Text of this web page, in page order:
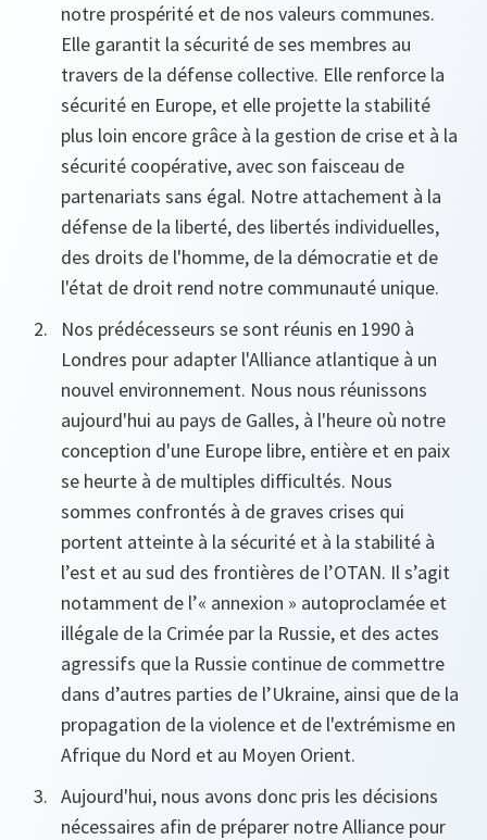
notre prospérité et de nos valeurs communes.
Elle garantit la sécurité de ses membres au
travers de la défense collective. Elle renforce la
sécurité en Europe, et elle projette la stabilité
plus loin encore grâce à la gestion de crise et à la
sécurité coopérative, avec son faisceau de
partenariats sans égal. Notre attachement à la
défense de la liberté, des libertés individuelles,
des droits de l'homme, de la démocratie et de
l'état de droit rend notre communauté unique.
Nos prédécesseurs se sont réunis en 1990 à
Londres pour adapter l'Alliance atlantique à un
nouvel environnement. Nous nous réunissons
aujourd'hui au pays de Galles, à l'heure où notre
conception d'une Europe libre, entière et en paix
se heurte à de multiples difficultés. Nous
sommes confrontés à de graves crises qui
portent atteinte à la sécurité et à la stabilité à
l’est et au sud des frontières de l’OTAN. Il s’agit
notamment de l’« annexion » autoproclamée et
illégale de la Crimée par la Russie, et des actes
agressifs que la Russie continue de commettre
dans d’autres parties de l’Ukraine, ainsi que de la
propagation de la violence et de l'extrémisme en
Afrique du Nord et au Moyen Orient.
Aujourd'hui, nous avons donc pris les décisions
nécessaires afin de préparer notre Alliance pour